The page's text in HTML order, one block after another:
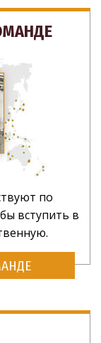
по
вступить в